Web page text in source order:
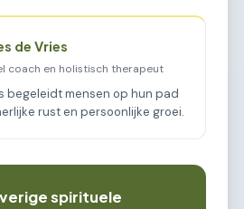
de Vries
coach en holistisch therapeut
begeleidt mensen op hun pad
rust en persoonlijke groei.
spirituele